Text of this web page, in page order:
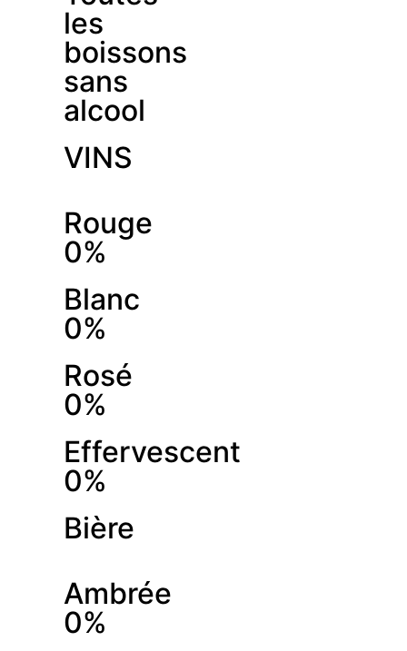
les
boissons
sans
alcool
VINS
Rouge
0%
Blanc
0%
Rosé
0%
Effervescent
0%
Bière
Ambrée
0%